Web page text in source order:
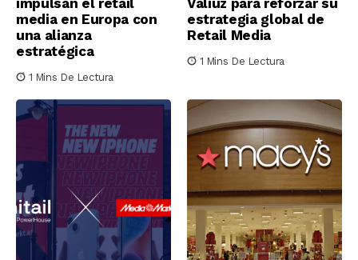
impulsan el retail
media en Europa con
una alianza
estratégica
1 Mins De Lectura
Valiuz para reforzar su
estrategia global de
Retail Media
1 Mins De Lectura